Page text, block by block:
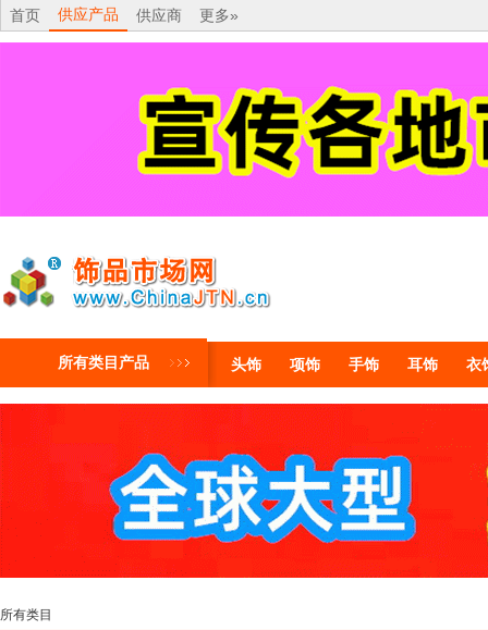
首页 供应产品 供应商 更多»
所有类目产品 头饰 项饰 手饰 耳饰 衣
所有类目